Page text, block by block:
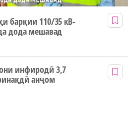
барқии 110/35 кВ-
дода мешавад
инфиродӣ 3,7
анҷом